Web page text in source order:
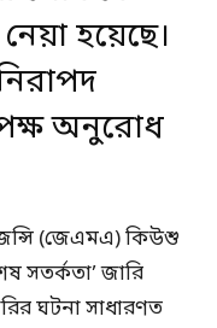
হয়েছে।
অনুরোধ
(জেএমএ) কিউশু
সতর্কতা’ জারি
ঘটনা সাধারণত